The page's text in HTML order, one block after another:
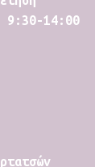
9:30-14:00